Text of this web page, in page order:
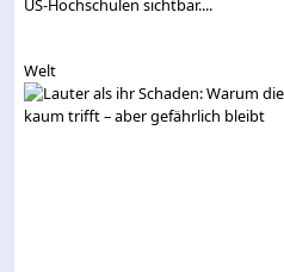
US-Hochschulen sichtbar....
Welt